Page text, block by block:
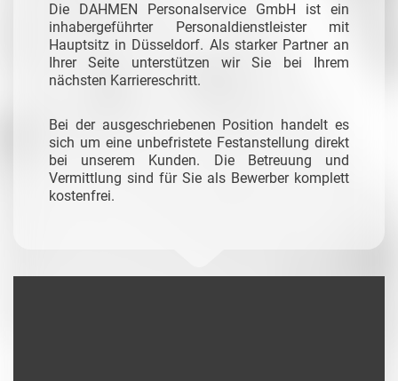
Die DAHMEN Personalservice GmbH ist ein
inhabergeführter Personaldienstleister mit
Hauptsitz in Düsseldorf. Als starker Partner an
Ihrer Seite unterstützen wir Sie bei Ihrem
nächsten Karriereschritt.
Bei der ausgeschriebenen Position handelt es
sich um eine unbefristete Festanstellung direkt
bei unserem Kunden. Die Betreuung und
Vermittlung sind für Sie als Bewerber komplett
kostenfrei.